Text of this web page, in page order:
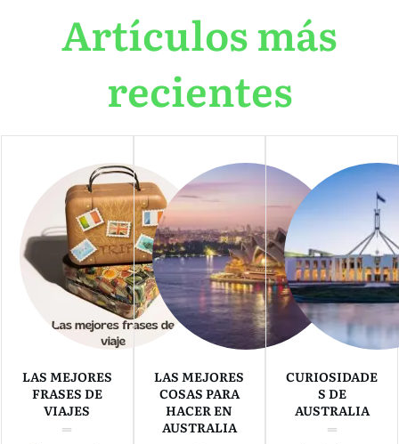
Artículos más
recientes
LAS MEJORES
FRASES DE
VIAJES
LAS MEJORES
COSAS PARA
HACER EN
AUSTRALIA
CURIOSIDADE
S DE
AUSTRALIA